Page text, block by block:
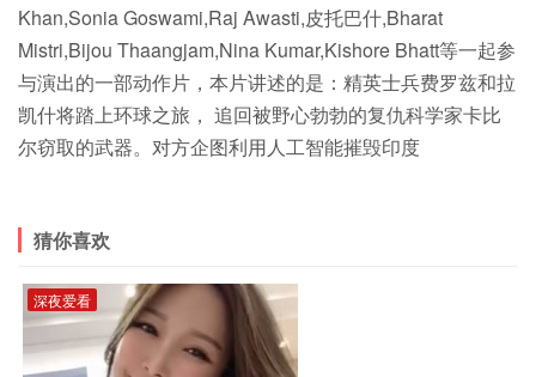
Khan,Sonia Goswami,Raj Awasti,皮托巴什,Bharat
Mistri,Bijou Thaangjam,Nina Kumar,Kishore Bhatt等一起参
与演出的一部动作片，本片讲述的是：精英士兵费罗兹和拉
凯什将踏上环球之旅， 追回被野心勃勃的复仇科学家卡比
尔窃取的武器。对方企图利用人工智能摧毁印度
猜你喜欢
深夜爱看